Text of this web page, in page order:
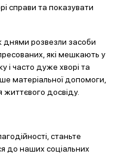
справи та показувати
днями розвезли засоби
які мешкають у
і часто дуже хворі та
матеріальної допомоги,
життєвого досвіду.
станьте
до наших соціальних